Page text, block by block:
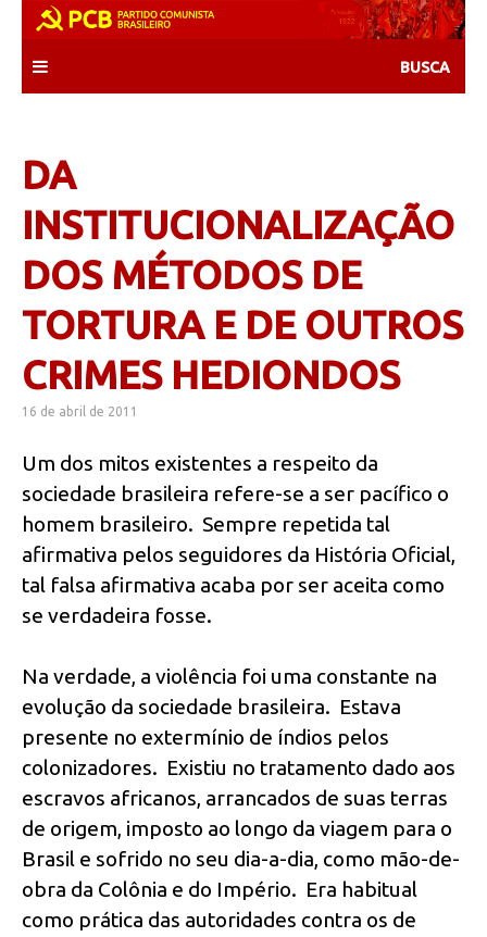
content
DA
INSTITUCIONALIZAÇÃO
DOS MÉTODOS DE
TORTURA E DE OUTROS
CRIMES HEDIONDOS
16 de abril de 2011
Um dos mitos existentes a respeito da
sociedade brasileira refere-se a ser pacífico o
homem brasileiro. Sempre repetida tal
afirmativa pelos seguidores da História Oficial,
tal falsa afirmativa acaba por ser aceita como
se verdadeira fosse.
Na verdade, a violência foi uma constante na
evolução da sociedade brasileira. Estava
presente no extermínio de índios pelos
colonizadores. Existiu no tratamento dado aos
escravos africanos, arrancados de suas terras
de origem, imposto ao longo da viagem para o
Brasil e sofrido no seu dia-a-dia, como mão-de-
obra da Colônia e do Império. Era habitual
como prática das autoridades contra os de